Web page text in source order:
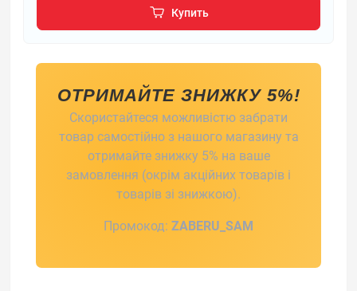
Купить
ОТРИМАЙТЕ ЗНИЖКУ 5%!
Скористайтеся можливістю забрати
товар самостійно з нашого магазину та
отримайте знижку 5% на ваше
замовлення (окрім акційних товарів і
товарів зі знижкою).
Промокод: ZABERU_SAM